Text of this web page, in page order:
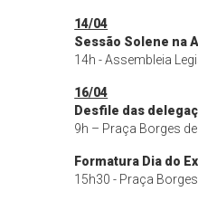
14/04
Sessão Solene na
14h - Assembleia
16/04
Desfile das
9h – Praça Borges
Formatura Dia do
15h30 - Praça